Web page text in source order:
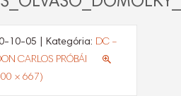
10-05 | Kategória: DC –
CARLOS PRÓBÁI
× 667)